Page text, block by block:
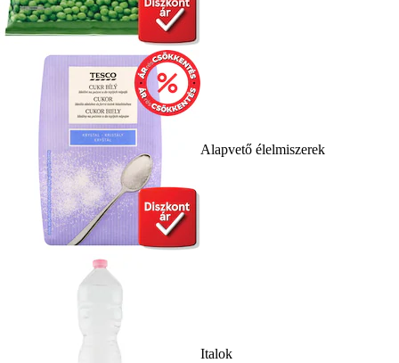
Alapvető élelmiszerek
Italok